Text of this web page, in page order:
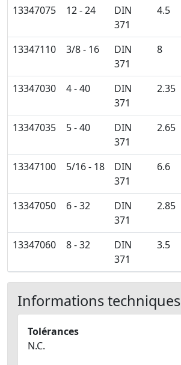
13347075 12 - 24
DIN
371
4.5
13347110 3/8 - 16
DIN
371
8
13347030 4 - 40
DIN
371
2.35
13347035 5 - 40
DIN
371
2.65
13347100 5/16 - 18
DIN
371
6.6
13347050 6 - 32
DIN
371
2.85
13347060 8 - 32
DIN
371
3.5
Informations techniques
Tolérances
N.C.